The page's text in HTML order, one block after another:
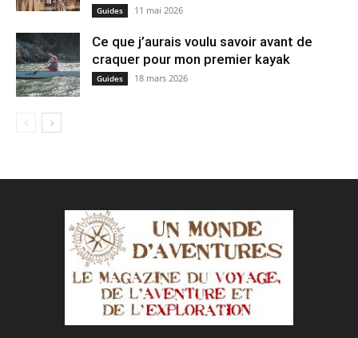
Guides 11 mai 2026
Ce que j’aurais voulu savoir avant de
craquer pour mon premier kayak
Guides 18 mars 2026